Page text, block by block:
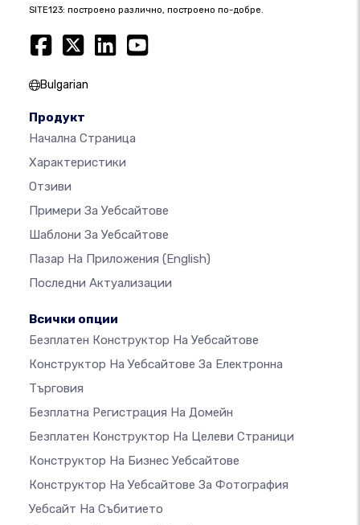
SITE123: построено различно, построено по-добре.
Bulgarian
Продукт
Начална Страница
Характеристики
Отзиви
Примери За Уебсайтове
Шаблони За Уебсайтове
Пазар На Приложения (English)
Последни Актуализации
Всички опции
Безплатен Конструктор На Уебсайтове
Конструктор На Уебсайтове За Електронна
Търговия
Безплатна Регистрация На Домейн
Безплатен Конструктор На Целеви Страници
Конструктор На Бизнес Уебсайтове
Конструктор На Уебсайтове За Фотография
Уебсайт На Събитието